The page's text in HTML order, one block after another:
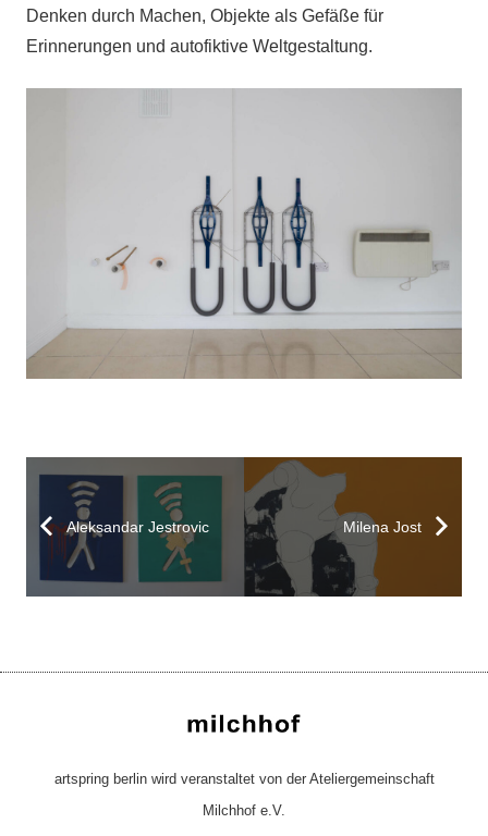
Denken durch Machen, Objekte als Gefäße für
Erinnerungen und autofiktive Weltgestaltung.
Aleksandar Jestrovic Milena Jost
artspring berlin wird veranstaltet von der Ateliergemeinschaft
Milchhof e.V.